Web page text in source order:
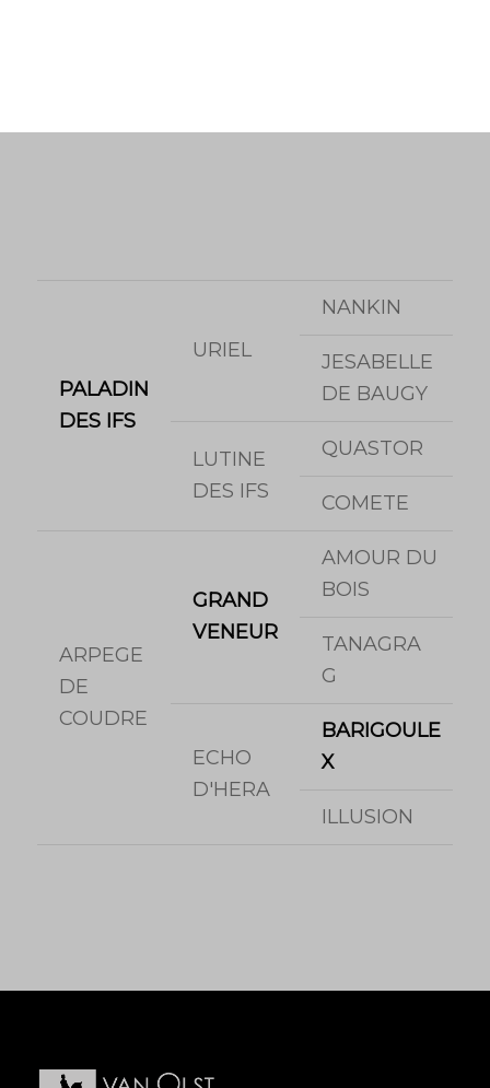
PALADIN
DES IFS
URIEL
NANKIN
JESABELLE
DE BAUGY
LUTINE
DES IFS
QUASTOR
COMETE
ARPEGE
DE
COUDRE
GRAND
VENEUR
AMOUR DU
BOIS
TANAGRA
G
ECHO
D'HERA
BARIGOULE
X
ILLUSION